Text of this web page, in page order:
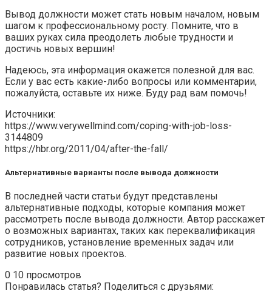
Вывод должности может стать новым началом, новым
шагом к профессиональному росту. Помните, что в
ваших руках сила преодолеть любые трудности и
достичь новых вершин!
Надеюсь, эта информация окажется полезной для вас.
Если у вас есть какие-либо вопросы или комментарии,
пожалуйста, оставьте их ниже. Буду рад вам помочь!
Источники:
https://www.verywellmind.com/coping-with-job-loss-
3144809
https://hbr.org/2011/04/after-the-fall/
Альтернативные варианты после вывода должности
В последней части статьи будут представлены
альтернативные подходы, которые компания может
рассмотреть после вывода должности. Автор расскажет
о возможных вариантах, таких как переквалификация
сотрудников, установление временных задач или
развитие новых проектов.
0 10 просмотров
Понравилась статья? Поделиться с друзьями: